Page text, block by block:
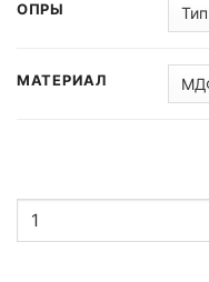
ОПРЫ
МАТЕРИАЛ
Количество